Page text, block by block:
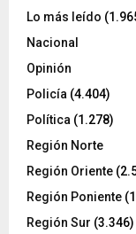
Lo más leído
Nacional
Opinión
Policía (4.404)
Política (1.278)
Región Norte
Región Oriente
Región Poniente
Región Sur (3.346)